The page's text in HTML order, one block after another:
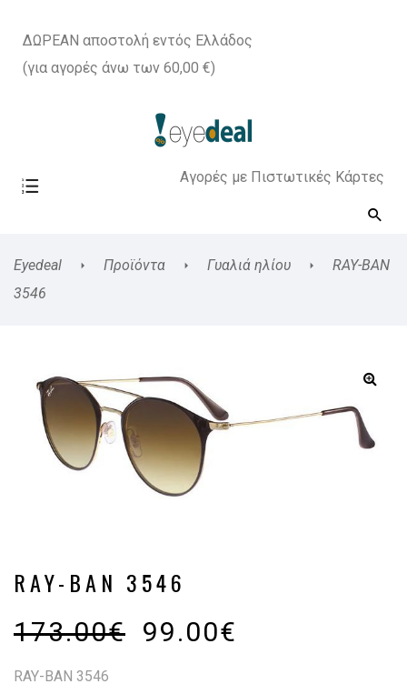
ΔΩΡΕΑΝ αποστολή εντός Ελλάδος
(για αγορές άνω των 60,00 €)
Αγορές με Πιστωτικές Κάρτες
Eyedeal Προϊόντα Γυαλιά ηλίου
RAY-BAN
3546
RAY-BAN 3546
173.00€ 99.00€
RAY-BAN 3546